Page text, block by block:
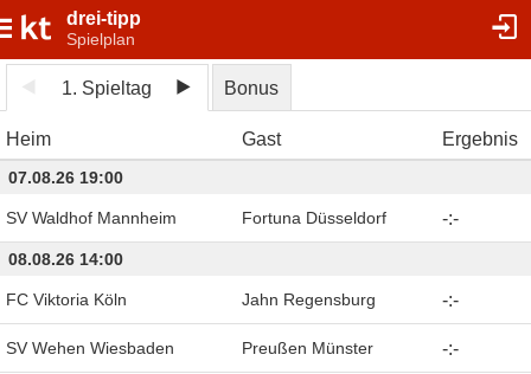
drei-tipp
Spielplan
1. Spieltag Bonus
Heim Gast Ergebnis
07.08.26 19:00
SV Waldhof Mannheim Fortuna Düsseldorf -:-
08.08.26 14:00
FC Viktoria Köln Jahn Regensburg -:-
SV Wehen Wiesbaden Preußen Münster -:-